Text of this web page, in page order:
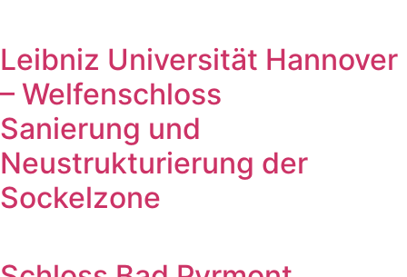
Leibniz Universität Hannover
– Welfenschloss
Sanierung und
Neustrukturierung der
Sockelzone